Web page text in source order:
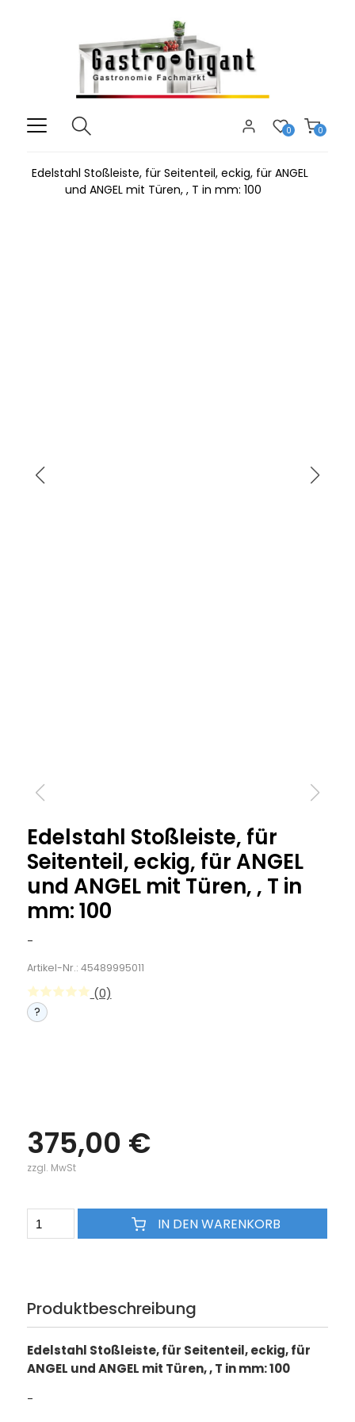
0
0
Edelstahl Stoßleiste, für Seitenteil, eckig, für ANGEL
und ANGEL mit Türen, , T in mm: 100
Edelstahl Stoßleiste, für
Seitenteil, eckig, für ANGEL
und ANGEL mit Türen, , T in
mm: 100
-
Artikel-Nr.: 45489995011
(0)
?
375,00 €
zzgl. MwSt
IN DEN WARENKORB
Produktbeschreibung
Edelstahl Stoßleiste, für Seitenteil, eckig, für
ANGEL und ANGEL mit Türen, , T in mm: 100
-